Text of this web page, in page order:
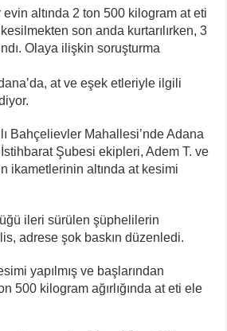
altında 2 ton 500 kilogram at eti
son anda kurtarılırken, 3
Olaya ilişkin soruşturma
at ve eşek etleriyle ilgili
Bahçelievler Mahallesi’nde Adana
Şubesi ekipleri, Adem T. ve
ikametlerinin altında at kesimi
ileri sürülen şüphelilerin
adrese şok baskın düzenledi.
yapılmış ve başlarından
500 kilogram ağırlığında at eti ele